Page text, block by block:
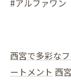
#アルファワン
西宮で多彩な
ートメント 西